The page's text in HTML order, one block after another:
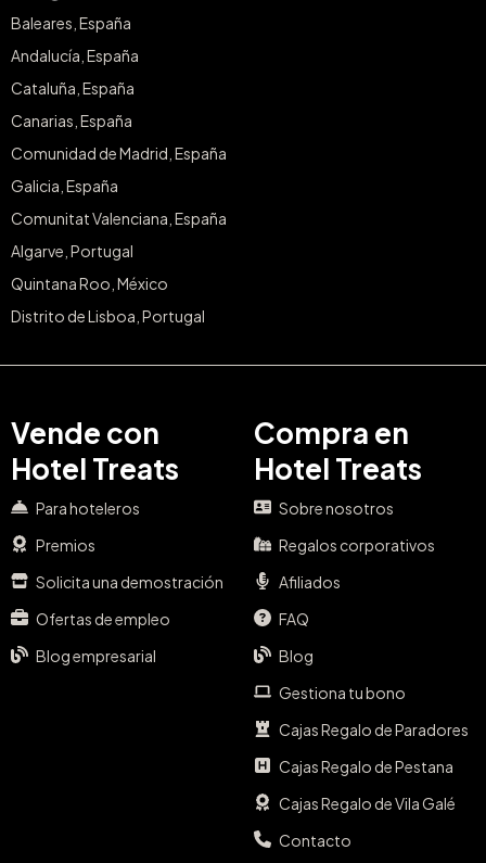
Baleares, España
Andalucía, España
Cataluña, España
Canarias, España
Comunidad de Madrid, España
Galicia, España
Comunitat Valenciana, España
Algarve, Portugal
Quintana Roo, México
Distrito de Lisboa, Portugal
Vende con
Hotel Treats
Para hoteleros
Premios
Solicita una demostración
Ofertas de empleo
Blog empresarial
Compra en
Hotel Treats
Sobre nosotros
Regalos corporativos
Afiliados
FAQ
Blog
Gestiona tu bono
Cajas Regalo de Paradores
Cajas Regalo de Pestana
Cajas Regalo de Vila Galé
Contacto